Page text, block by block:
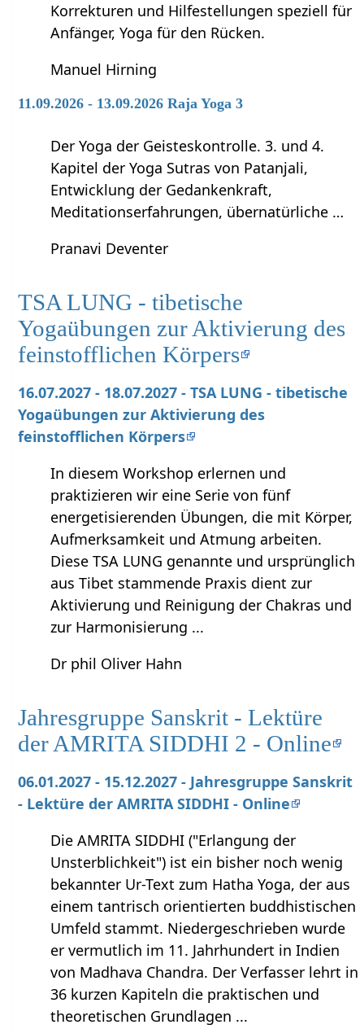
Korrekturen und Hilfestellungen speziell für
Anfänger, Yoga für den Rücken.
Manuel Hirning
11.09.2026 - 13.09.2026 Raja Yoga 3
Der Yoga der Geisteskontrolle. 3. und 4.
Kapitel der Yoga Sutras von Patanjali,
Entwicklung der Gedankenkraft,
Meditationserfahrungen, übernatürliche …
Pranavi Deventer
TSA LUNG - tibetische
Yogaübungen zur Aktivierung des
feinstofflichen Körpers
16.07.2027 - 18.07.2027 - TSA LUNG - tibetische
Yogaübungen zur Aktivierung des
feinstofflichen Körpers
In diesem Workshop erlernen und
praktizieren wir eine Serie von fünf
energetisierenden Übungen, die mit Körper,
Aufmerksamkeit und Atmung arbeiten.
Diese TSA LUNG genannte und ursprünglich
aus Tibet stammende Praxis dient zur
Aktivierung und Reinigung der Chakras und
zur Harmonisierung ...
Dr phil Oliver Hahn
Jahresgruppe Sanskrit - Lektüre
der AMRITA SIDDHI 2 - Online
06.01.2027 - 15.12.2027 - Jahresgruppe Sanskrit
- Lektüre der AMRITA SIDDHI - Online
Die AMRITA SIDDHI ("Erlangung der
Unsterblichkeit") ist ein bisher noch wenig
bekannter Ur-Text zum Hatha Yoga, der aus
einem tantrisch orientierten buddhistischen
Umfeld stammt. Niedergeschrieben wurde
er vermutlich im 11. Jahrhundert in Indien
von Madhava Chandra. Der Verfasser lehrt in
36 kurzen Kapiteln die praktischen und
theoretischen Grundlagen ...